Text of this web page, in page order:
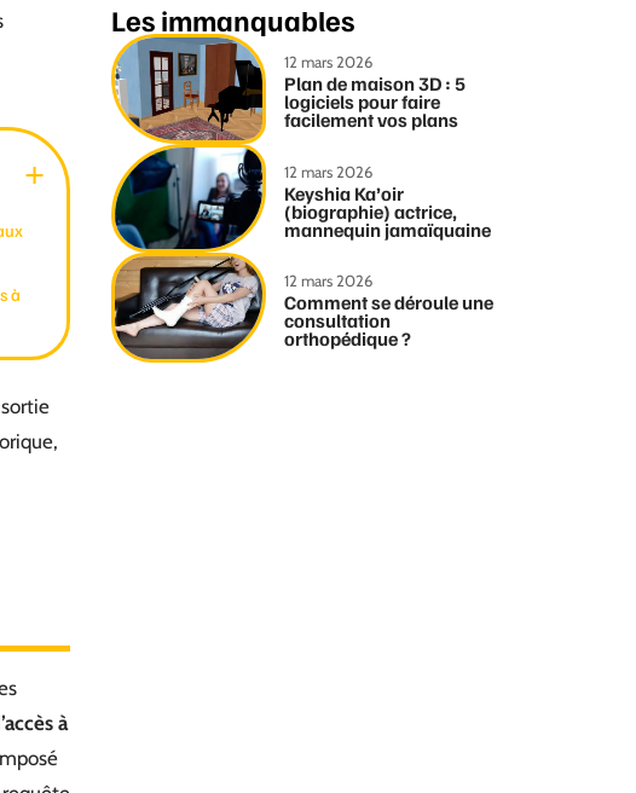
à
à
Les immanquables
12 mars 2026
Plan de maison 3D : 5
logiciels pour faire
facilement vos plans
12 mars 2026
Keyshia Ka’oir
(biographie) actrice,
mannequin jamaïquaine
12 mars 2026
Comment se déroule une
consultation
orthopédique ?